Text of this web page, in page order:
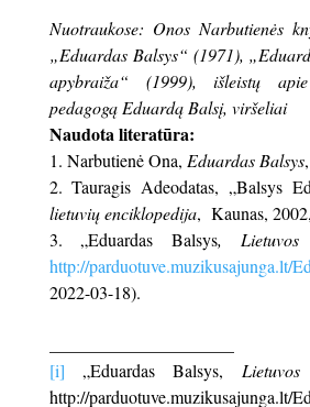
Nuotraukose: Onos Narbutienės
„Eduardas Balsys“ (1971),
apybraiža“
(1999), išleistų
pedagogą Eduardą Balsį, viršeliai
Naudota literatūra:
Narbutienė Ona, Eduardas Balsys
Tauragis Adeodatas, „Balsys
lietuvių enciklopedija, Kaunas,
„Eduardas Balsys, Lietuvos
http://parduotuve.muzikusajunga.lt/
2022-03-18).
[i] „Eduardas Balsys,
http://parduotuve.muzikusajunga.lt/